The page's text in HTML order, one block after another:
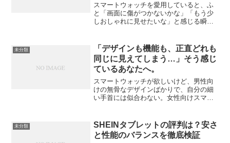
スマートウォッチを愛用していると、ふ
と「画面に傷がつかないかな」「もう少
しおしゃれに見せたいな」と感じる瞬間
近は保護目的だけでなく、デザイン性に
優れたカバーが増え、...
未分類
「デザインも機能も、正直どれも
同じに見えてしまう…」そう感じ
ているあなたへ。
スマートウォッチが欲しいけど、男性向
けの無骨なデザインばかりで、自分の細
い手首には似合わない。女性向けスマー
を手に入れたいのではないでしょうか。
この記事では、ファッショ...
未分類
SHEINタブレットの評判は？安さ
と性能のバランスを徹底検証